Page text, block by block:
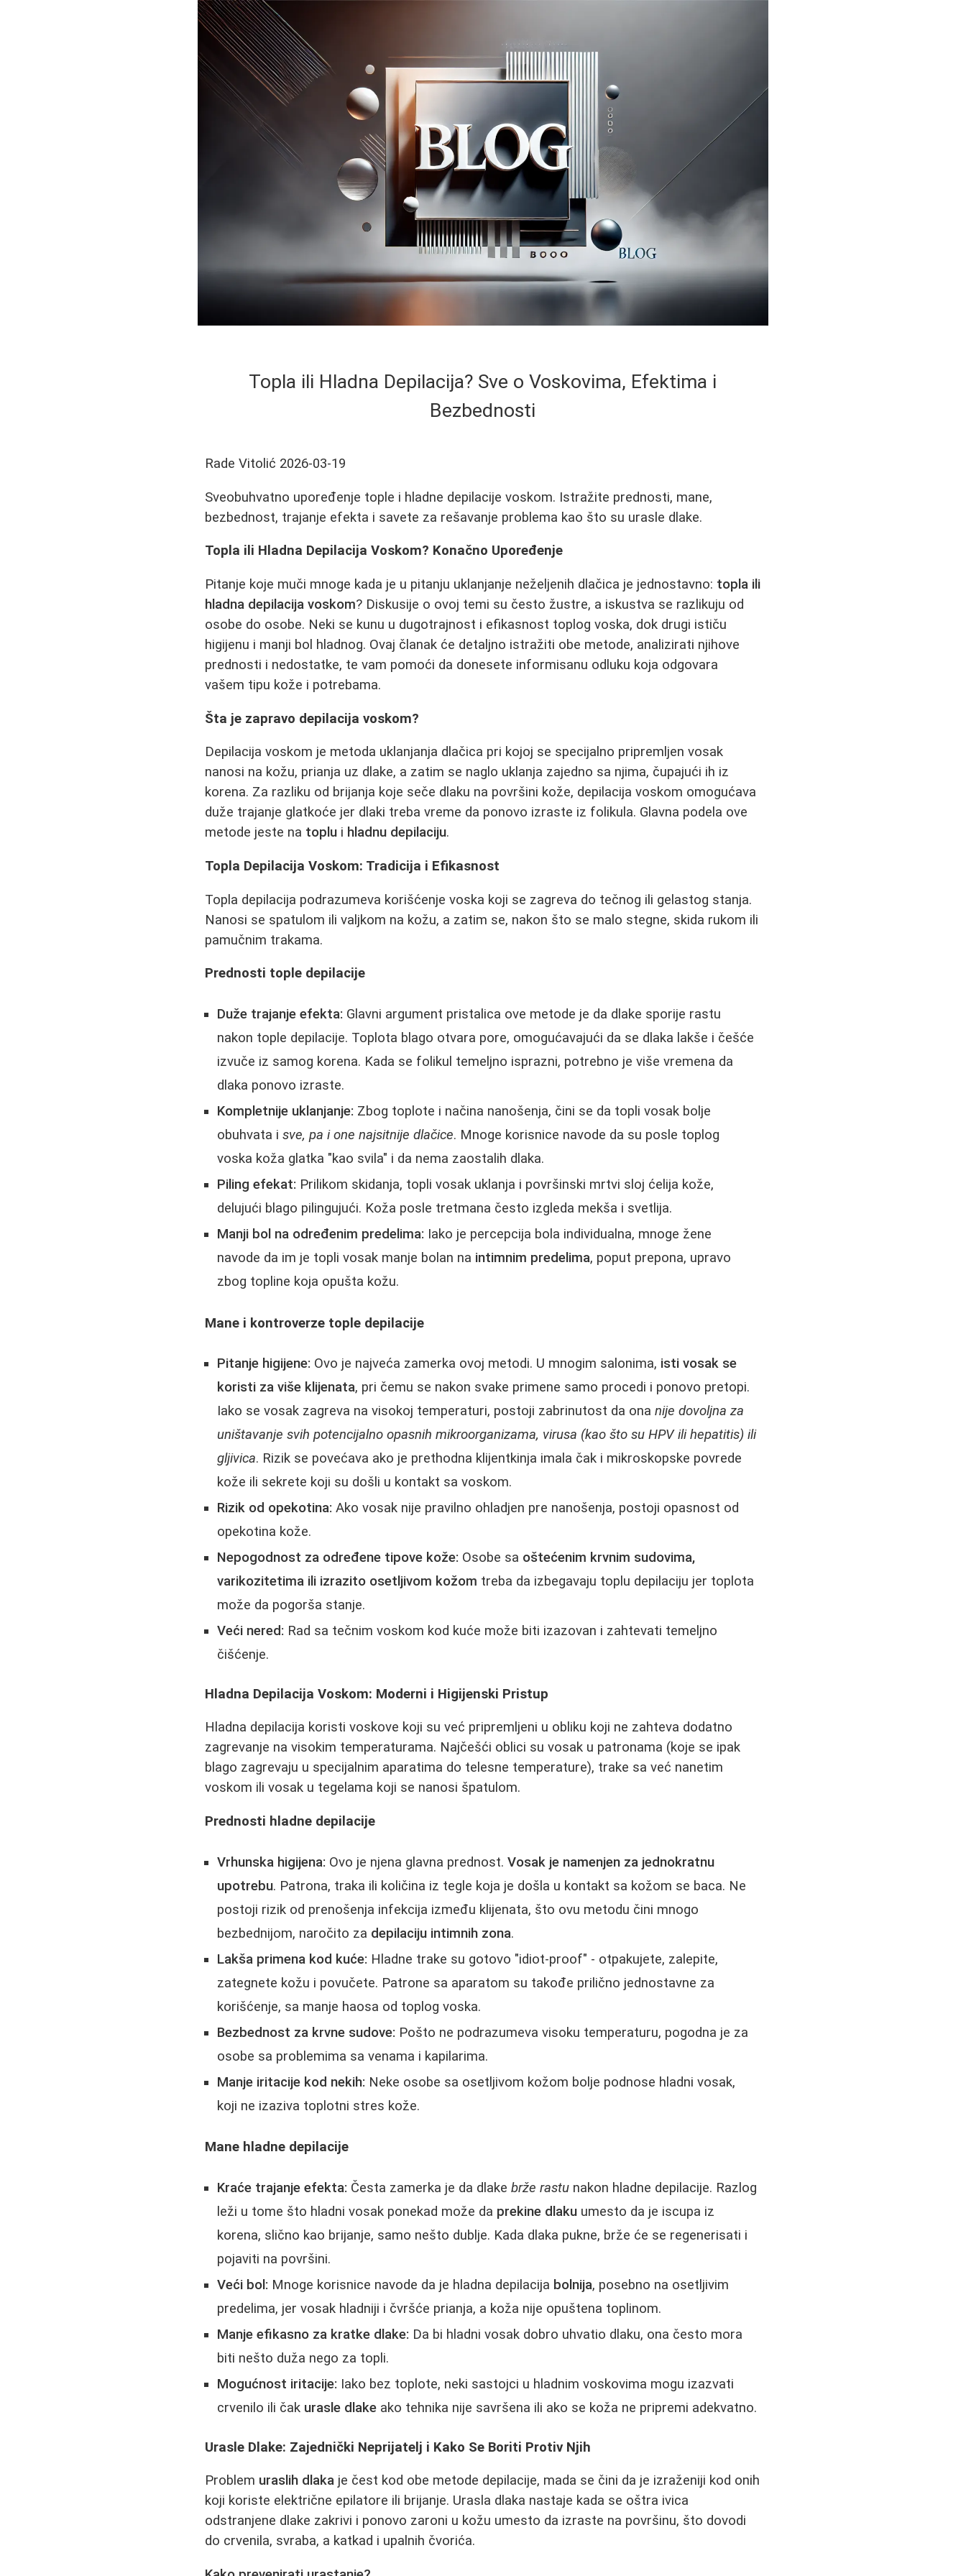
Topla ili Hladna Depilacija? Sve o Voskovima, Efektima i
Bezbednosti
Rade Vitolić 2026-03-19
Sveobuhvatno upoređenje tople i hladne depilacije voskom. Istražite prednosti, mane,
bezbednost, trajanje efekta i savete za rešavanje problema kao što su urasle dlake.
Topla ili Hladna Depilacija Voskom? Konačno Upoređenje
Pitanje koje muči mnoge kada je u pitanju uklanjanje neželjenih dlačica je jednostavno: topla ili
hladna depilacija voskom? Diskusije o ovoj temi su često žustre, a iskustva se razlikuju od
osobe do osobe. Neki se kunu u dugotrajnost i efikasnost toplog voska, dok drugi ističu
higijenu i manji bol hladnog. Ovaj članak će detaljno istražiti obe metode, analizirati njihove
prednosti i nedostatke, te vam pomoći da donesete informisanu odluku koja odgovara
vašem tipu kože i potrebama.
Šta je zapravo depilacija voskom?
Depilacija voskom je metoda uklanjanja dlačica pri kojoj se specijalno pripremljen vosak
nanosi na kožu, prianja uz dlake, a zatim se naglo uklanja zajedno sa njima, čupajući ih iz
korena. Za razliku od brijanja koje seče dlaku na površini kože, depilacija voskom omogućava
duže trajanje glatkoće jer dlaki treba vreme da ponovo izraste iz folikula. Glavna podela ove
metode jeste na toplu i hladnu depilaciju.
Topla Depilacija Voskom: Tradicija i Efikasnost
Topla depilacija podrazumeva korišćenje voska koji se zagreva do tečnog ili gelastog stanja.
Nanosi se spatulom ili valjkom na kožu, a zatim se, nakon što se malo stegne, skida rukom ili
pamučnim trakama.
Prednosti tople depilacije
Duže trajanje efekta: Glavni argument pristalica ove metode je da dlake sporije rastu
nakon tople depilacije. Toplota blago otvara pore, omogućavajući da se dlaka lakše i češće
izvuče iz samog korena. Kada se folikul temeljno isprazni, potrebno je više vremena da
dlaka ponovo izraste.
Kompletnije uklanjanje: Zbog toplote i načina nanošenja, čini se da topli vosak bolje
obuhvata isve, pa i one najsitnije dlačice. Mnoge korisnice navode da su posle toplog
voska koža glatka "kao svila" i da nema zaostalih dlaka.
Piling efekat: Prilikom skidanja, topli vosak uklanja i površinski mrtvi sloj ćelija kože,
delujući blago pilingujući. Koža posle tretmana često izgleda mekša i svetlija.
Manji bol na određenim predelima: Iako je percepcija bola individualna, mnoge žene
navode da im je topli vosak manje bolan na intimnim predelima, poput prepona, upravo
zbog topline koja opušta kožu.
Mane i kontroverze tople depilacije
Pitanje higijene: Ovo je najveća zamerka ovoj metodi. U mnogim salonima, isti vosak se
koristi za više klijenata, pri čemu se nakon svake primene samo procedi i ponovo pretopi.
Iako se vosak zagreva na visokoj temperaturi, postoji zabrinutost da onanije dovoljna za
uništavanje svih potencijalno opasnih mikroorganizama, virusa (kao što su HPV ili hepatitis) ili
gljivica. Rizik se povećava ako je prethodna klijentkinja imala čak i mikroskopske povrede
kože ili sekrete koji su došli u kontakt sa voskom.
Rizik od opekotina: Ako vosak nije pravilno ohladjen pre nanošenja, postoji opasnost od
opekotina kože.
Nepogodnost za određene tipove kože: Osobe sa oštećenim krvnim sudovima,
varikozitetima ili izrazito osetljivom kožom treba da izbegavaju toplu depilaciju jer toplota
može da pogorša stanje.
Veći nered: Rad sa tečnim voskom kod kuće može biti izazovan i zahtevati temeljno
čišćenje.
Hladna Depilacija Voskom: Moderni i Higijenski Pristup
Hladna depilacija koristi voskove koji su već pripremljeni u obliku koji ne zahteva dodatno
zagrevanje na visokim temperaturama. Najčešći oblici su vosak u patronama (koje se ipak
blago zagrevaju u specijalnim aparatima do telesne temperature), trake sa već nanetim
voskom ili vosak u tegelama koji se nanosi špatulom.
Prednosti hladne depilacije
Vrhunska higijena: Ovo je njena glavna prednost.Vosak je namenjen za jednokratnu
upotrebu. Patrona, traka ili količina iz tegle koja je došla u kontakt sa kožom se baca. Ne
postoji rizik od prenošenja infekcija između klijenata, što ovu metodu čini mnogo
bezbednijom, naročito za depilaciju intimnih zona.
Lakša primena kod kuće: Hladne trake su gotovo "idiot-proof" - otpakujete, zalepite,
zategnete kožu i povučete. Patrone sa aparatom su takođe prilično jednostavne za
korišćenje, sa manje haosa od toplog voska.
Bezbednost za krvne sudove: Pošto ne podrazumeva visoku temperaturu, pogodna je za
osobe sa problemima sa venama i kapilarima.
Manje iritacije kod nekih: Neke osobe sa osetljivom kožom bolje podnose hladni vosak,
koji ne izaziva toplotni stres kože.
Mane hladne depilacije
Kraće trajanje efekta: Česta zamerka je da dlakebrže rastu nakon hladne depilacije. Razlog
leži u tome što hladni vosak ponekad može da prekine dlaku umesto da je iscupa iz
korena, slično kao brijanje, samo nešto dublje. Kada dlaka pukne, brže će se regenerisati i
pojaviti na površini.
Veći bol: Mnoge korisnice navode da je hladna depilacija bolnija, posebno na osetljivim
predelima, jer vosak hladniji i čvršće prianja, a koža nije opuštena toplinom.
Manje efikasno za kratke dlake: Da bi hladni vosak dobro uhvatio dlaku, ona često mora
biti nešto duža nego za topli.
Mogućnost iritacije: Iako bez toplote, neki sastojci u hladnim voskovima mogu izazvati
crvenilo ili čak urasle dlake ako tehnika nije savršena ili ako se koža ne pripremi adekvatno.
Urasle Dlake: Zajednički Neprijatelj i Kako Se Boriti Protiv Njih
Problem uraslih dlaka je čest kod obe metode depilacije, mada se čini da je izraženiji kod onih
koji koriste električne epilatore ili brijanje. Urasla dlaka nastaje kada se oštra ivica
odstranjene dlake zakrivi i ponovo zaroni u kožu umesto da izraste na površinu, što dovodi
do crvenila, svraba, a katkad i upalnih čvorića.